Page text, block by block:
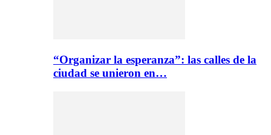
“Organizar la esperanza”: las calles de la
ciudad se unieron en…